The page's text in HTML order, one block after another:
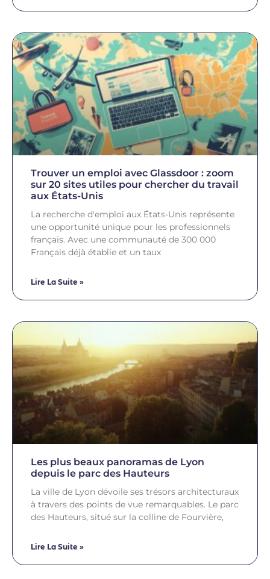
Trouver un emploi avec Glassdoor : zoom
sur 20 sites utiles pour chercher du travail
aux États-Unis
La recherche d'emploi aux États-Unis représente
une opportunité unique pour les professionnels
français. Avec une communauté de 300 000
Français déjà établie et un taux
Lire La Suite »
Les plus beaux panoramas de Lyon
depuis le parc des Hauteurs
La ville de Lyon dévoile ses trésors architecturaux
à travers des points de vue remarquables. Le parc
des Hauteurs, situé sur la colline de Fourvière,
Lire La Suite »